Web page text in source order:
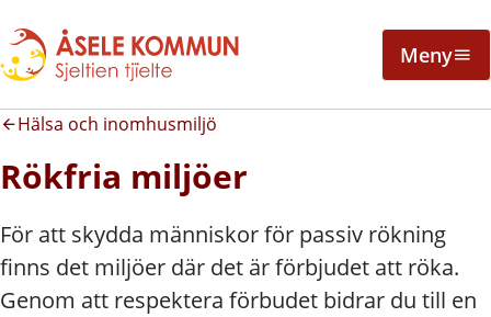
Meny
Hälsa och inomhusmiljö
Rökfria miljöer
För att skydda människor för passiv rökning
finns det miljöer där det är förbjudet att röka.
Genom att respektera förbudet bidrar du till en